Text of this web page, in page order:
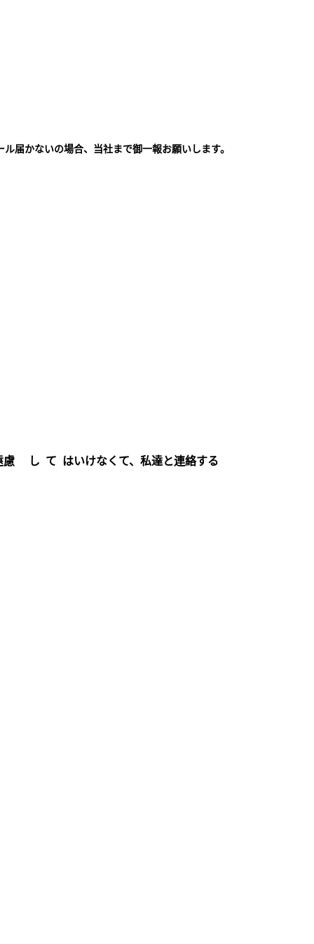
届かないの場合、当社まで御一報お願いします。
慮 し て はいけなくて、私達と連絡する